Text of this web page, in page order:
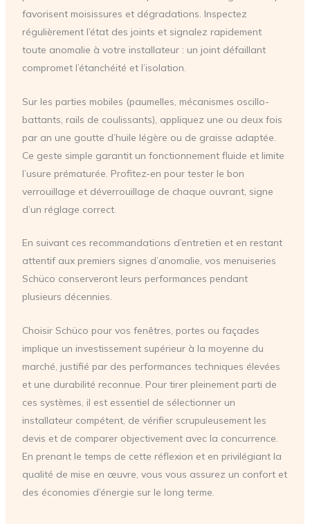
favorisent moisissures et dégradations. Inspectez
régulièrement l’état des joints et signalez rapidement
toute anomalie à votre installateur : un joint défaillant
compromet l’étanchéité et l’isolation.
Sur les parties mobiles (paumelles, mécanismes oscillo-
battants, rails de coulissants), appliquez une ou deux fois
par an une goutte d’huile légère ou de graisse adaptée.
Ce geste simple garantit un fonctionnement fluide et limite
l’usure prématurée. Profitez-en pour tester le bon
verrouillage et déverrouillage de chaque ouvrant, signe
d’un réglage correct.
En suivant ces recommandations d’entretien et en restant
attentif aux premiers signes d’anomalie, vos menuiseries
Schüco conserveront leurs performances pendant
plusieurs décennies.
Choisir Schüco pour vos fenêtres, portes ou façades
implique un investissement supérieur à la moyenne du
marché, justifié par des performances techniques élevées
et une durabilité reconnue. Pour tirer pleinement parti de
ces systèmes, il est essentiel de sélectionner un
installateur compétent, de vérifier scrupuleusement les
devis et de comparer objectivement avec la concurrence.
En prenant le temps de cette réflexion et en privilégiant la
qualité de mise en œuvre, vous vous assurez un confort et
des économies d’énergie sur le long terme.